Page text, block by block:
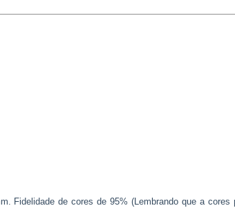
Fidelidade de cores de 95% (Lembrando que a